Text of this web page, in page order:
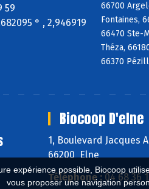
expérience possible, Biocoop
vous proposer une navigation
59
° , 2,946919
66700
Fontaines,
66470 Ste-
Théza,
66370
Biocoop D'elne
1, Boulevard Jacques
66200 Elne
Téléphone : 04 68 36